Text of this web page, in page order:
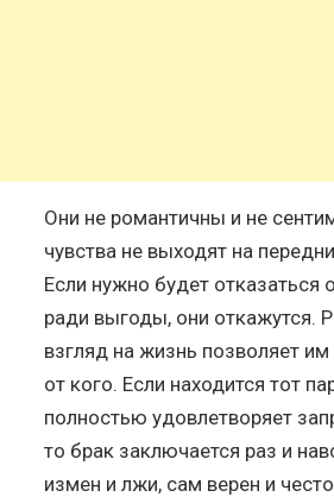
Они не романтичны и не
чувства не выходят на
Если нужно будет отказаться
ради выгоды, они откажутся.
взгляд на жизнь позволяет им
от кого. Если находится тот
полностью удовлетворяет
то брак заключается раз и
измен и лжи, сам верен и